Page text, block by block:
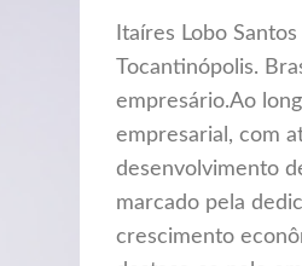
Itaíres Lobo
Tocantinópolis.
empresário.Ao
empresarial, com
desenvolvimento
marcado pela
crescimento